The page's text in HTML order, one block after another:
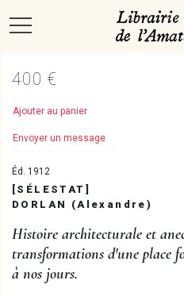
400 €
Ajouter au panier
Envoyer un message
Éd. 1912
[SÉLESTAT]
DORLAN (Alexandre)
Histoire architecturale et
transformations d'une place
à nos jours.